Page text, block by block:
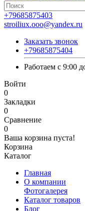
+79685875403
stroiliux.ooo@yandex.ru
Заказать звонок
+79685875404
Работаем с 9:00
Войти
0
Закладки
0
Сравнение
0
Ваша корзина пуста!
Корзина
Каталог
Главная
О компании
Фотогалерея
Каталог товаров
Блог